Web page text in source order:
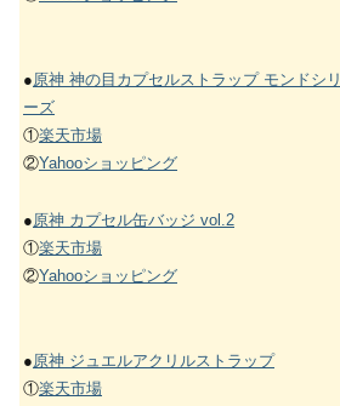
●原神 神の目カプセルストラップ モンドシリ
ーズ
①楽天市場
②Yahooショッピング
●原神 カプセル缶バッジ vol.2
①楽天市場
②Yahooショッピング
●原神 ジュエルアクリルストラップ
①楽天市場